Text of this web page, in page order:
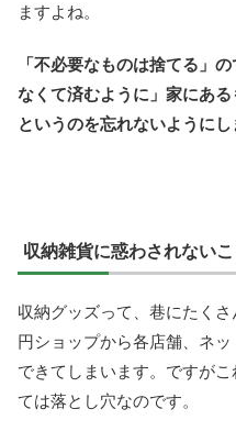
ますよね。
「不必要なものは捨てる」
なくて済むように」家にあ
というのを忘れないようにし
収納雑貨に惑わされないこ
収納グッズって、巷にたく
円ショップから各店舗、ネ
できてしまいます。ですが
ては落とし穴なのです。